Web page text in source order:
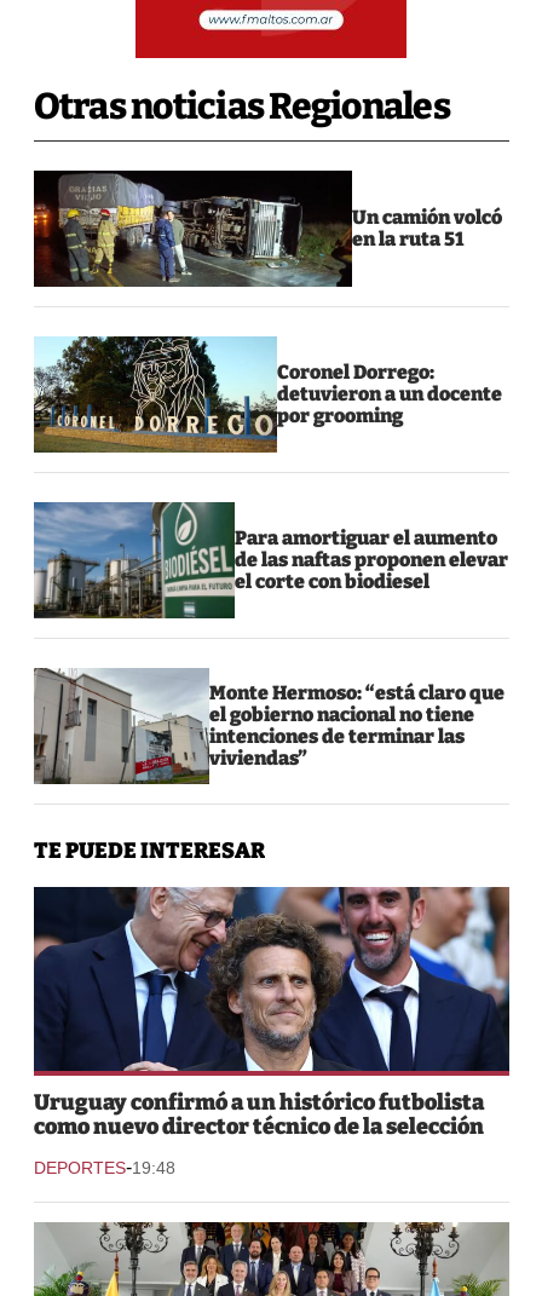
Otras noticias Regionales
Un camión volcó
en la ruta 51
Coronel Dorrego:
detuvieron a un docente
por grooming
Para amortiguar el aumento
de las naftas proponen elevar
el corte con biodiesel
Monte Hermoso: “está claro que
el gobierno nacional no tiene
intenciones de terminar las
viviendas”
TE PUEDE INTERESAR
Uruguay confirmó a un histórico futbolista
como nuevo director técnico de la selección
DEPORTES-19:48